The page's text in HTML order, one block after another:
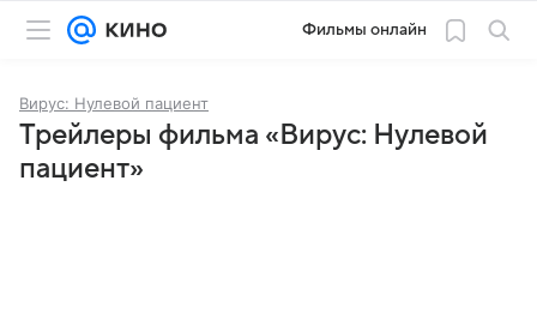
Фильмы онлайн
Вирус: Нулевой пациент
Трейлеры фильма «Вирус: Нулевой
пациент»